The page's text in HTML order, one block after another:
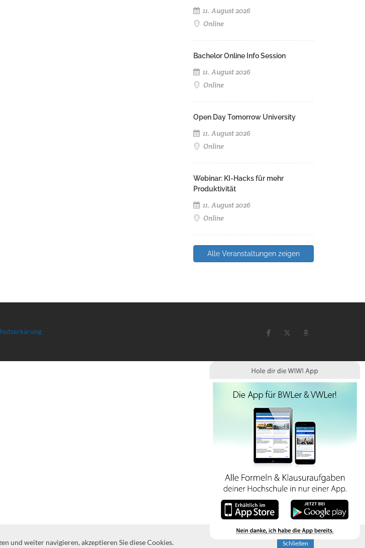
11. August 2026
Online
Bachelor Online Info Session
11. August 2026
Online
Open Day Tomorrow University
11. August 2026
Online
Webinar: KI-Hacks für mehr
Produktivität
11. August 2026
Online
Alle Veranstaltungen zeigen
und weiter navigieren, akzeptieren Sie diese Cookies. Schließen